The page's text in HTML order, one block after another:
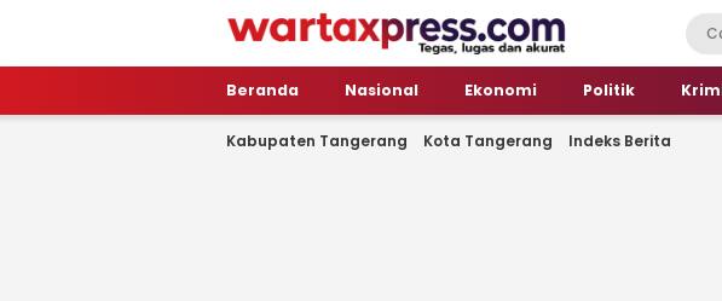
WartaXpress
Tegas, Lugas dan Akurat
Beranda Nasional Ekonomi Politik
Kabupaten Tangerang Kota Tangerang Indeks Berita